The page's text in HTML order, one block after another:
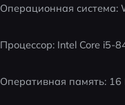
Операционная система:
Процессор: Intel Core i5-
Оперативная память: